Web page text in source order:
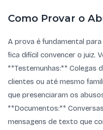
Como Provar o
A prova é fundamental
fica difícil convencer o juiz.
**Testemunhas:** Colegas
clientes ou até mesmo
que presenciaram os
**Documentos:**
mensagens de texto que